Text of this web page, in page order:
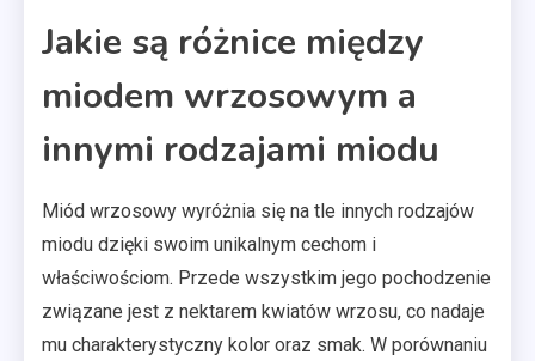
Jakie są różnice między
miodem wrzosowym a
innymi rodzajami miodu
Miód wrzosowy wyróżnia się na tle innych rodzajów
miodu dzięki swoim unikalnym cechom i
właściwościom. Przede wszystkim jego pochodzenie
związane jest z nektarem kwiatów wrzosu, co nadaje
mu charakterystyczny kolor oraz smak. W porównaniu